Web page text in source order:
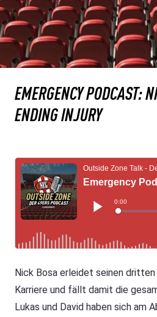
EMERGENCY PODCAST:
ENDING INJURY
Nick Bosa erleidet seinen dritten
Karriere und fällt damit die
Lukas und David haben sich am